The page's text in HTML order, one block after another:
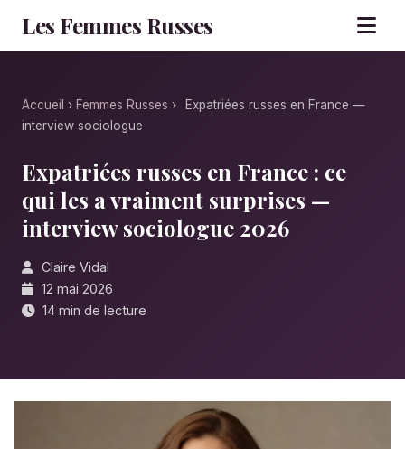
Les Femmes Russes
Accueil › Femmes Russes ›
Expatriées russes en France —
interview sociologue
Expatriées russes en France : ce
qui les a vraiment surprises —
interview sociologue 2026
Claire Vidal
12 mai 2026
14 min de lecture